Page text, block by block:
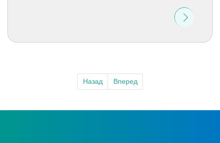
Назад Вперед